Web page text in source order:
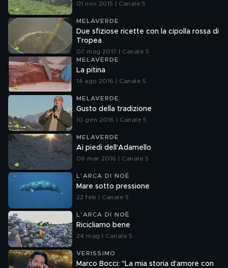
01 nov 2015 | Canale 5
MELAVERDE
Due sfiziose ricette con la cipolla rossa di
Tropea
07 mag 2017 | Canale 5
MELAVERDE
La pitina
14 ago 2016 | Canale 5
MELAVERDE
Gusto della tradizione
10 gen 2016 | Canale 5
MELAVERDE
Ai piedi dell'Adamello
06 mar 2016 | Canale 5
L'ARCA DI NOÈ
Mare sotto pressione
22 feb | Canale 5
L'ARCA DI NOÈ
Ricicliamo bene
24 mag | Canale 5
VERISSIMO
Marco Bocci: "La mia storia d'amore con